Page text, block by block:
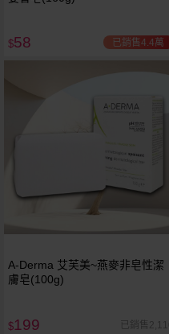
$58 已銷售4.4萬
A-Derma 艾芙美~燕麥非皂性潔
膚皂(100g)
$199 已銷售2,110